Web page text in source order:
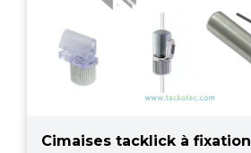
Cimaises tacklick à fixation